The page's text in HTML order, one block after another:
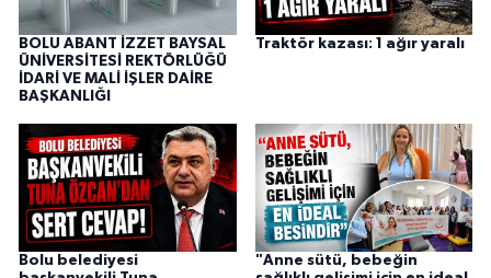
BOLU ABANT İZZET BAYSAL
ÜNİVERSİTESİ REKTÖRLÜĞÜ
İDARİ VE MALİ İŞLER DAİRE
BAŞKANLIĞI
Traktör kazası: 1 ağır yaralı
Bolu belediyesi
"Anne sütü, bebeğin